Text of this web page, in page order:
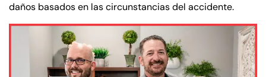
daños basados en las circunstancias del accidente.